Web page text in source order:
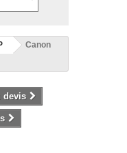
Canon
devis